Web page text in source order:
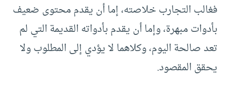
فغالب التجارب خلاصته، إما أن يقدم محتوى ضعيف
بأدوات مبهرة، وإما أن يقدم بأدواته القديمة التي لم
تعد صالحة اليوم، وكلاهما لا يؤدي إلى المطلوب ولا
يحقق المقصود.